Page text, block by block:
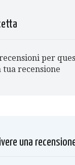
per
recensione
una